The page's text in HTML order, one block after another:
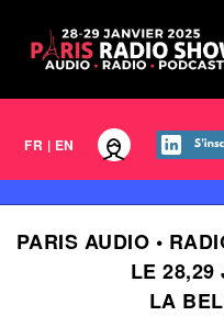
FR | EN
PARIS AUDIO •
LE 28,29
LA